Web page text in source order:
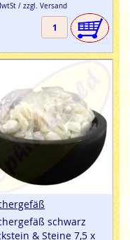
/ zzgl. Versand
schwarz
& Steine 7,5 x